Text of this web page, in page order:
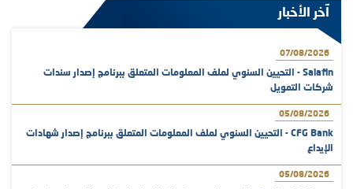
آخر الأخبار
07/08/2026
Salafin - التحيين السنوي لملف المعلومات المتعلق ببرنامج إصدار سندات
شركات التمويل
05/08/2026
CFG Bank - التحيين السنوي لملف المعلومات المتعلق ببرنامج إصدار شهادات
الإيداع
05/08/2026